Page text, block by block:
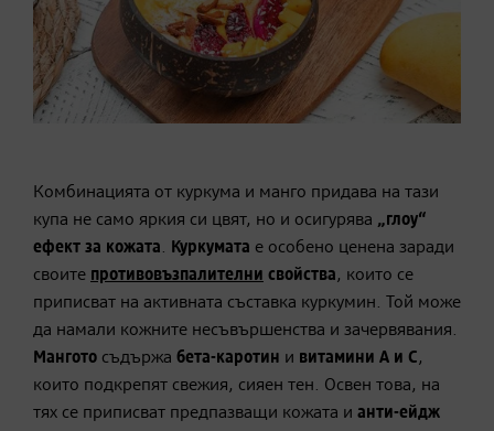
Комбинацията от куркума и манго придава на тази
купа не само яркия си цвят, но и осигурява „глоу“
ефект за кожата. Куркумата е особено ценена заради
своите противовъзпалителни свойства, които се
приписват на активната съставка куркумин. Той може
да намали кожните несъвършенства и зачервявания.
Мангото съдържа бета-каротин и витамини A и C,
които подкрепят свежия, сияен тен. Освен това, на
тях се приписват предпазващи кожата и анти-ейдж